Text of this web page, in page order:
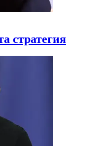
стратегия